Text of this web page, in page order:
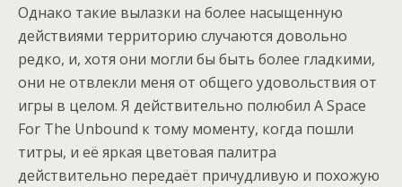
Однако такие вылазки на более насыщенную
действиями территорию случаются довольно
редко, и, хотя они могли бы быть более гладкими,
они не отвлекли меня от общего удовольствия от
игры в целом. Я действительно полюбил A Space
For The Unbound к тому моменту, когда пошли
титры, и её яркая цветовая палитра
действительно передаёт причудливую и похожую